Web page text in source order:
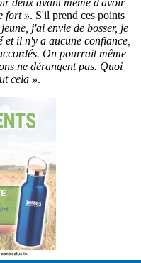
deux avant même d'avoir
fort ». S'il prend ces points
j'ai envie de bosser, je
et il n'y a aucune confiance,
On pourrait même
ne dérangent pas. Quoi
cela ».